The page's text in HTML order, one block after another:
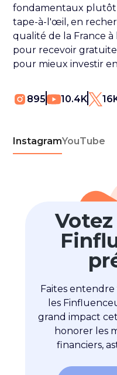
fondamentaux plutôt
tape-à-l'œil, en
qualité de la France
pour recevoir
pour mieux investir
895 10.4K
InstagramYouTube
Faites
les
grand impact
honorer les
financiers,